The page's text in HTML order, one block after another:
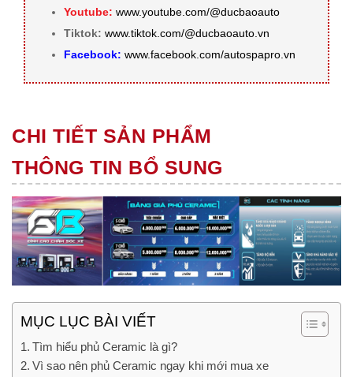
Youtube: www.youtube.com/@ducbaoauto
Tiktok: www.tiktok.com/@ducbaoauto.vn
Facebook: www.facebook.com/autospapro.vn
CHI TIẾT SẢN PHẨM
THÔNG TIN BỔ SUNG
MỤC LỤC BÀI VIẾT
Tìm hiểu phủ Ceramic là gì?
Vì sao nên phủ Ceramic ngay khi mới mua xe